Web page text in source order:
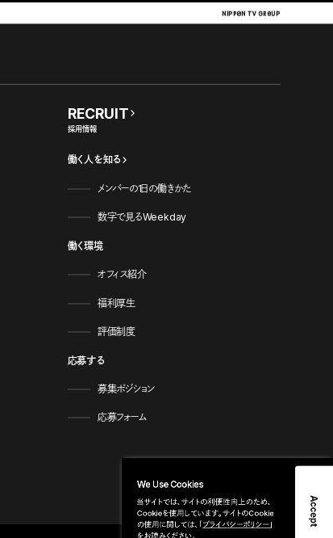
RECRUIT
採用情報
働く人を知る
メンバーの1日の働きかた
数字で見るWeekday
働く環境
オフィス紹介
福利厚生
評価制度
応募する
募集ポジション
応募フォーム
We Use Cookies
当サイトでは、サイトの利便性向上のため、
Cookieを使用しています。サイトのCookie
の使用に関しては、「プライバシーポリシー」
をお読みください。
Accept